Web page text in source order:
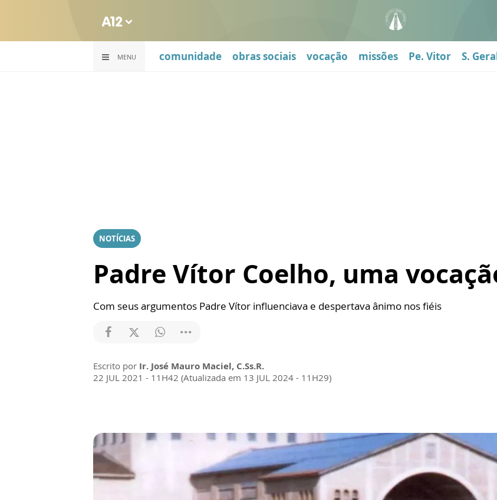
MENU comunidade obras sociais vocação missões Pe. Vitor S.
NOTÍCIAS
Padre Vítor Coelho, uma
Com seus argumentos Padre Vítor influenciava e despertava ânimo nos fiéis
Escrito por Ir. José Mauro Maciel, C.Ss.R.
22 JUL 2021 - 11H42 (Atualizada em 13 JUL 2024 - 11H29)